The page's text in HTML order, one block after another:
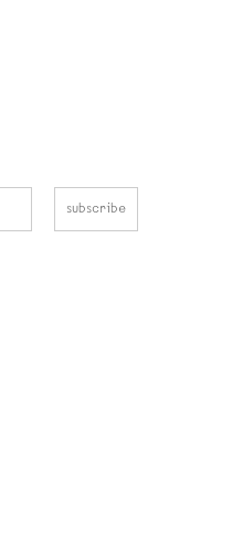
subscribe